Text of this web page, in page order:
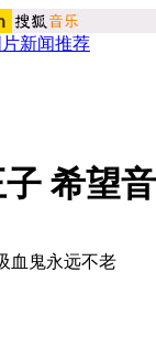
片新闻推荐
希望